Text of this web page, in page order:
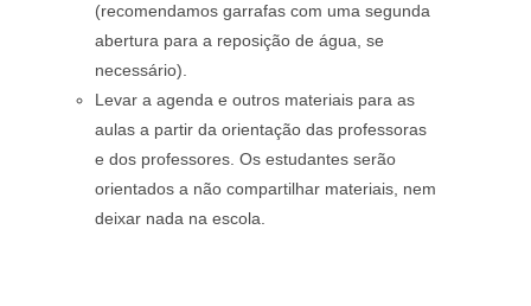
(recomendamos garrafas com uma segunda
abertura para a reposição de água, se
necessário).
Levar a agenda e outros materiais para as
aulas a partir da orientação das professoras
e dos professores. Os estudantes serão
orientados a não compartilhar materiais, nem
deixar nada na escola.